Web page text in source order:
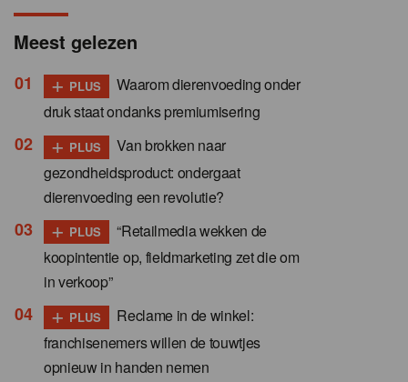
Meest gelezen
+ PLUS
Waarom dierenvoeding onder
druk staat ondanks premiumisering
+ PLUS
Van brokken naar
gezondheidsproduct: ondergaat
dierenvoeding een revolutie?
+ PLUS
“Retailmedia wekken de
koopintentie op, fieldmarketing zet die om
in verkoop”
+ PLUS
Reclame in de winkel:
franchisenemers willen de touwtjes
opnieuw in handen nemen